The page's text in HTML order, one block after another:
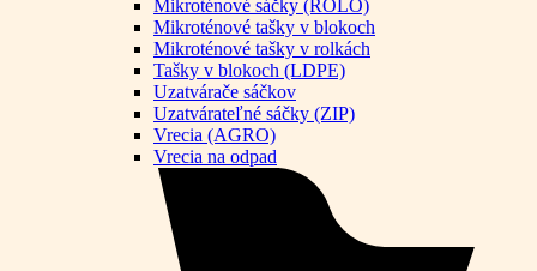
Mikroténové sáčky (ROLO)
Mikroténové tašky v blokoch
Mikroténové tašky v rolkách
Tašky v blokoch (LDPE)
Uzatvárače sáčkov
Uzatvárateľné sáčky (ZIP)
Vrecia (AGRO)
Vrecia na odpad